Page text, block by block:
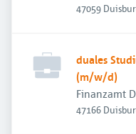
47059
duales
(m/w/d)
Finanzamt
47166